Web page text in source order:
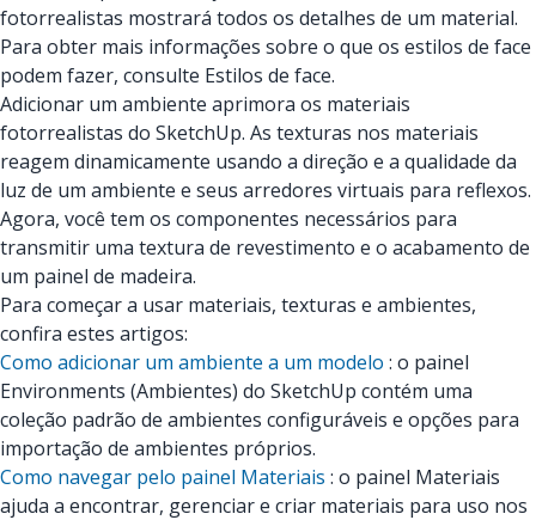
fotorrealistas mostrará todos os detalhes de um material.
Para obter mais informações sobre o que os estilos de face
podem fazer, consulte Estilos de face.
Adicionar um ambiente aprimora os materiais
fotorrealistas do SketchUp. As texturas nos materiais
reagem dinamicamente usando a direção e a qualidade da
luz de um ambiente e seus arredores virtuais para reflexos.
Agora, você tem os componentes necessários para
transmitir uma textura de revestimento e o acabamento de
um painel de madeira.
Para começar a usar materiais, texturas e ambientes,
confira estes artigos:
Como adicionar um ambiente a um modelo : o painel
Environments (Ambientes) do SketchUp contém uma
coleção padrão de ambientes configuráveis e opções para
importação de ambientes próprios.
Como navegar pelo painel Materiais : o painel Materiais
ajuda a encontrar, gerenciar e criar materiais para uso nos